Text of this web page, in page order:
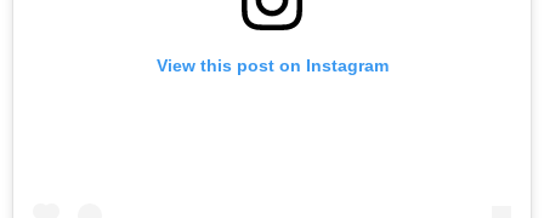
View this post on Instagram